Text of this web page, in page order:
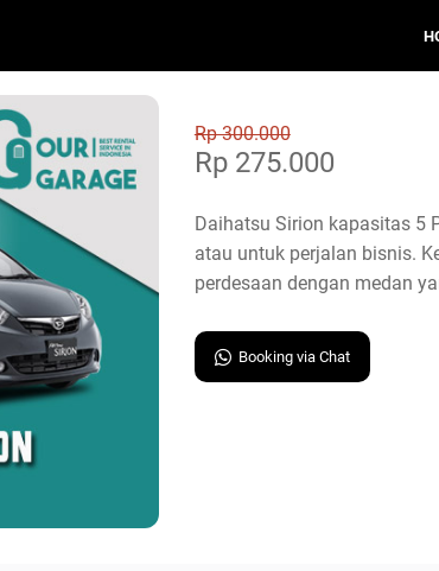
Rp 300.000
Rp 275.000
Daihatsu Sirion kapasitas 5
atau untuk perjalan bisnis.
perdesaan dengan medan
Booking via Chat